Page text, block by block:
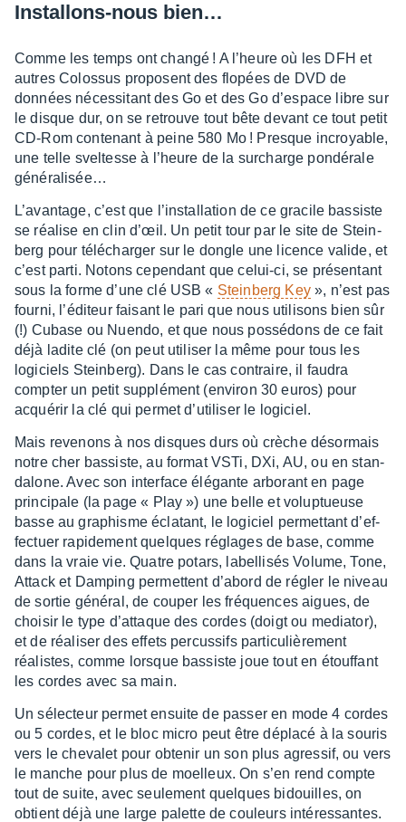
Instal­lons-nous bien…
Comme les temps ont changé ! A l’heure où les DFH et
autres Colos­sus proposent des flopées de DVD de
données néces­si­tant des Go et des Go d’es­pace libre sur
le disque dur, on se retrouve tout bête devant ce tout petit
CD-Rom conte­nant à peine 580 Mo ! Presque incroyable,
une telle svel­tesse à l’heure de la surcharge pondé­rale
géné­ra­li­sée…
L’avan­tage, c’est que l’ins­tal­la­tion de ce gracile bassiste
se réalise en clin d’œil. Un petit tour par le site de Stein­
berg pour télé­char­ger sur le dongle une licence valide, et
c’est parti. Notons cepen­dant que celui-ci, se présen­tant
sous la forme d’une clé USB « Stein­berg Key», n’est pas
fourni, l’édi­teur faisant le pari que nous utili­sons bien sûr
(!) Cubase ou Nuendo, et que nous possé­dons de ce fait
déjà ladite clé (on peut utili­ser la même pour tous les
logi­ciels Stein­berg). Dans le cas contraire, il faudra
comp­ter un petit supplé­ment (envi­ron 30 euros) pour
acqué­rir la clé qui permet d’uti­li­ser le logi­ciel.
Mais reve­nons à nos disques durs où crèche désor­mais
notre cher bassiste, au format VSTi, DXi, AU, ou en stan­
da­lone. Avec son inter­face élégante arbo­rant en page
prin­ci­pale (la page « Play ») une belle et volup­tueuse
basse au graphisme écla­tant, le logi­ciel permet­tant d’ef­
fec­tuer rapi­de­ment quelques réglages de base, comme
dans la vraie vie. Quatre potars, label­li­sés Volume, Tone,
Attack et Damping permettent d’abord de régler le niveau
de sortie géné­ral, de couper les fréquences aigues, de
choi­sir le type d’at­taque des cordes (doigt ou media­tor),
et de réali­ser des effets percus­sifs parti­cu­liè­re­ment
réalistes, comme lorsque bassiste joue tout en étouf­fant
les cordes avec sa main.
Un sélec­teur permet ensuite de passer en mode 4 cordes
ou 5 cordes, et le bloc micro peut être déplacé à la souris
vers le cheva­let pour obte­nir un son plus agres­sif, ou vers
le manche pour plus de moel­leux. On s’en rend compte
tout de suite, avec seule­ment quelques bidouilles, on
obtient déjà une large palette de couleurs inté­res­santes.